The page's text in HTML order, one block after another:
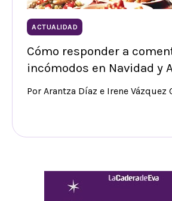
ACTUALIDAD
Cómo responder a
incómodos en Navidad y
Por Arantza Díaz e Irene Vázquez